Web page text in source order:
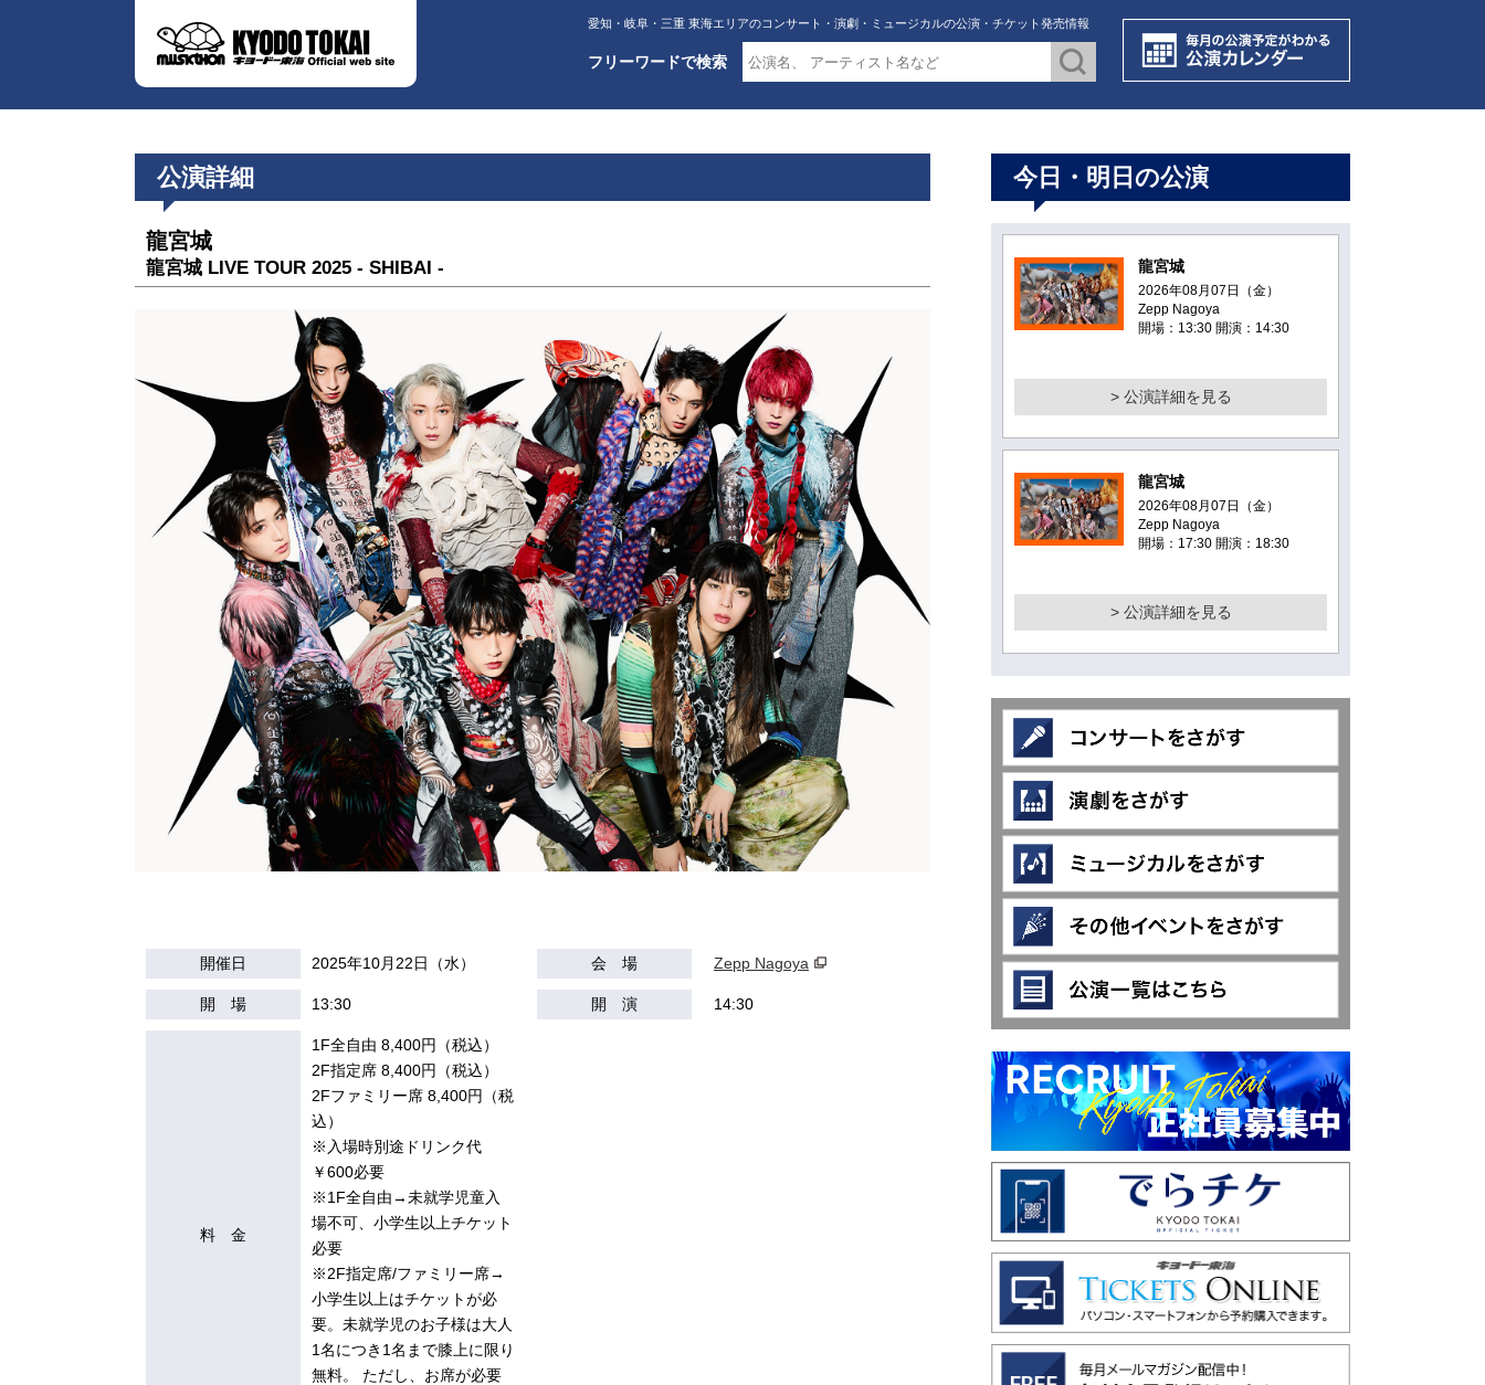
愛知・岐阜・三重 東海エリアのコンサート・演劇・ミュージカルの公演・チケット発売情報
フリーワードで検索
公演詳細
龍宮城
龍宮城 LIVE TOUR 2025 - SHIBAI -
開催日 2025年10月22日（水） 会 場 Zepp Nagoya
開 場 13:30 開 演 14:30
料 金
1F全自由 8,400円（税込）
2F指定席 8,400円（税込）
2Fファミリー席 8,400円（税
込）
※入場時別途ドリンク代
￥600必要
※1F全自由→未就学児童入
場不可、小学生以上チケット
必要
※2F指定席/ファミリー席→
小学生以上はチケットが必
要。未就学児のお子様は大人
1名につき1名まで膝上に限り
無料。 ただし、お席が必要
今日・明日の公演
龍宮城
2026年08月07日（金）
Zepp Nagoya
開場：13:30 開演：14:30
> 公演詳細を見る
龍宮城
2026年08月07日（金）
Zepp Nagoya
開場：17:30 開演：18:30
> 公演詳細を見る